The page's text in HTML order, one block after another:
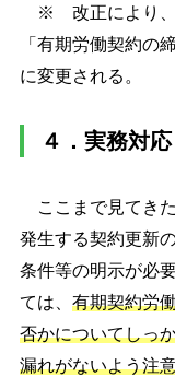
※ 改正により、
「有期労働契約の
に変更される。
４．実務対応
ここまで見てき
発生する契約更新
条件等の明示が必
ては、 有期契約労
否かについてしっ
漏れがないよう注